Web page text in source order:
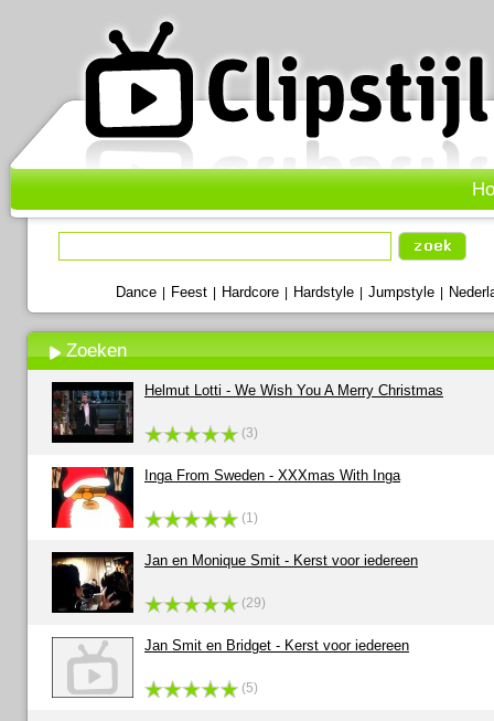
Dance Feest Hardcore Hardstyle Jumpstyle
Zoeken
Helmut Lotti - We Wish You A Merry Christmas
(3)
Inga From Sweden - XXXmas With Inga
(1)
Jan en Monique Smit - Kerst voor iedereen
(29)
Jan Smit en Bridget - Kerst voor iedereen
(5)